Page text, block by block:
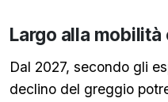
Largo alla
Dal 2027, secondo gli
declino del greggio